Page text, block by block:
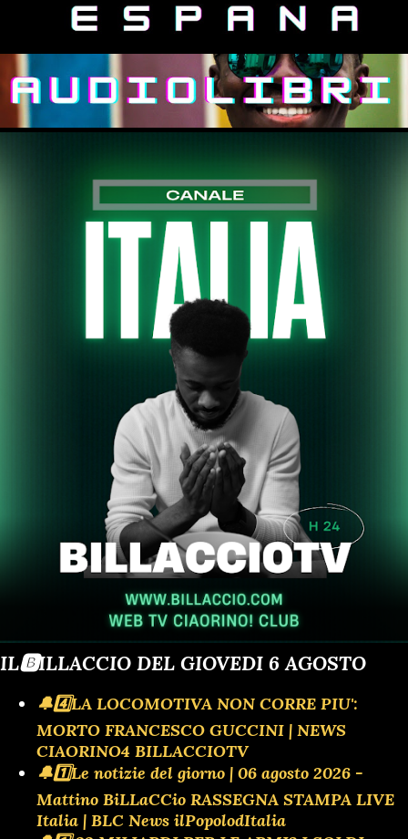
IL🅱️ILLACCIO DEL GIOVEDI 6 AGOSTO
🔔4️⃣LA LOCOMOTIVA NON CORRE PIU':
MORTO FRANCESCO GUCCINI | NEWS
CIAORINO4 BILLACCIOTV
🔔1️⃣Le notizie del giorno | 06 agosto 2026 -
Mattino BiLLaCCio RASSEGNA STAMPA LIVE
Italia | BLC News ilPopolodItalia